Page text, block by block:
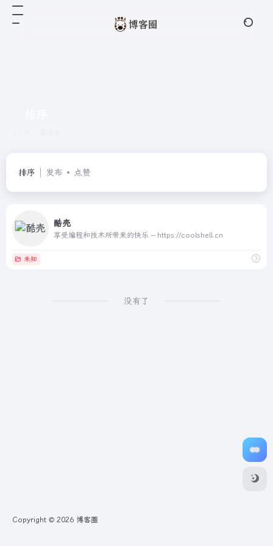
排序 发布 点赞
酷壳
享受编程和技术所带来的快乐 – https://coolshell.cn
未知
没有了
Copyright © 2026 博客圈